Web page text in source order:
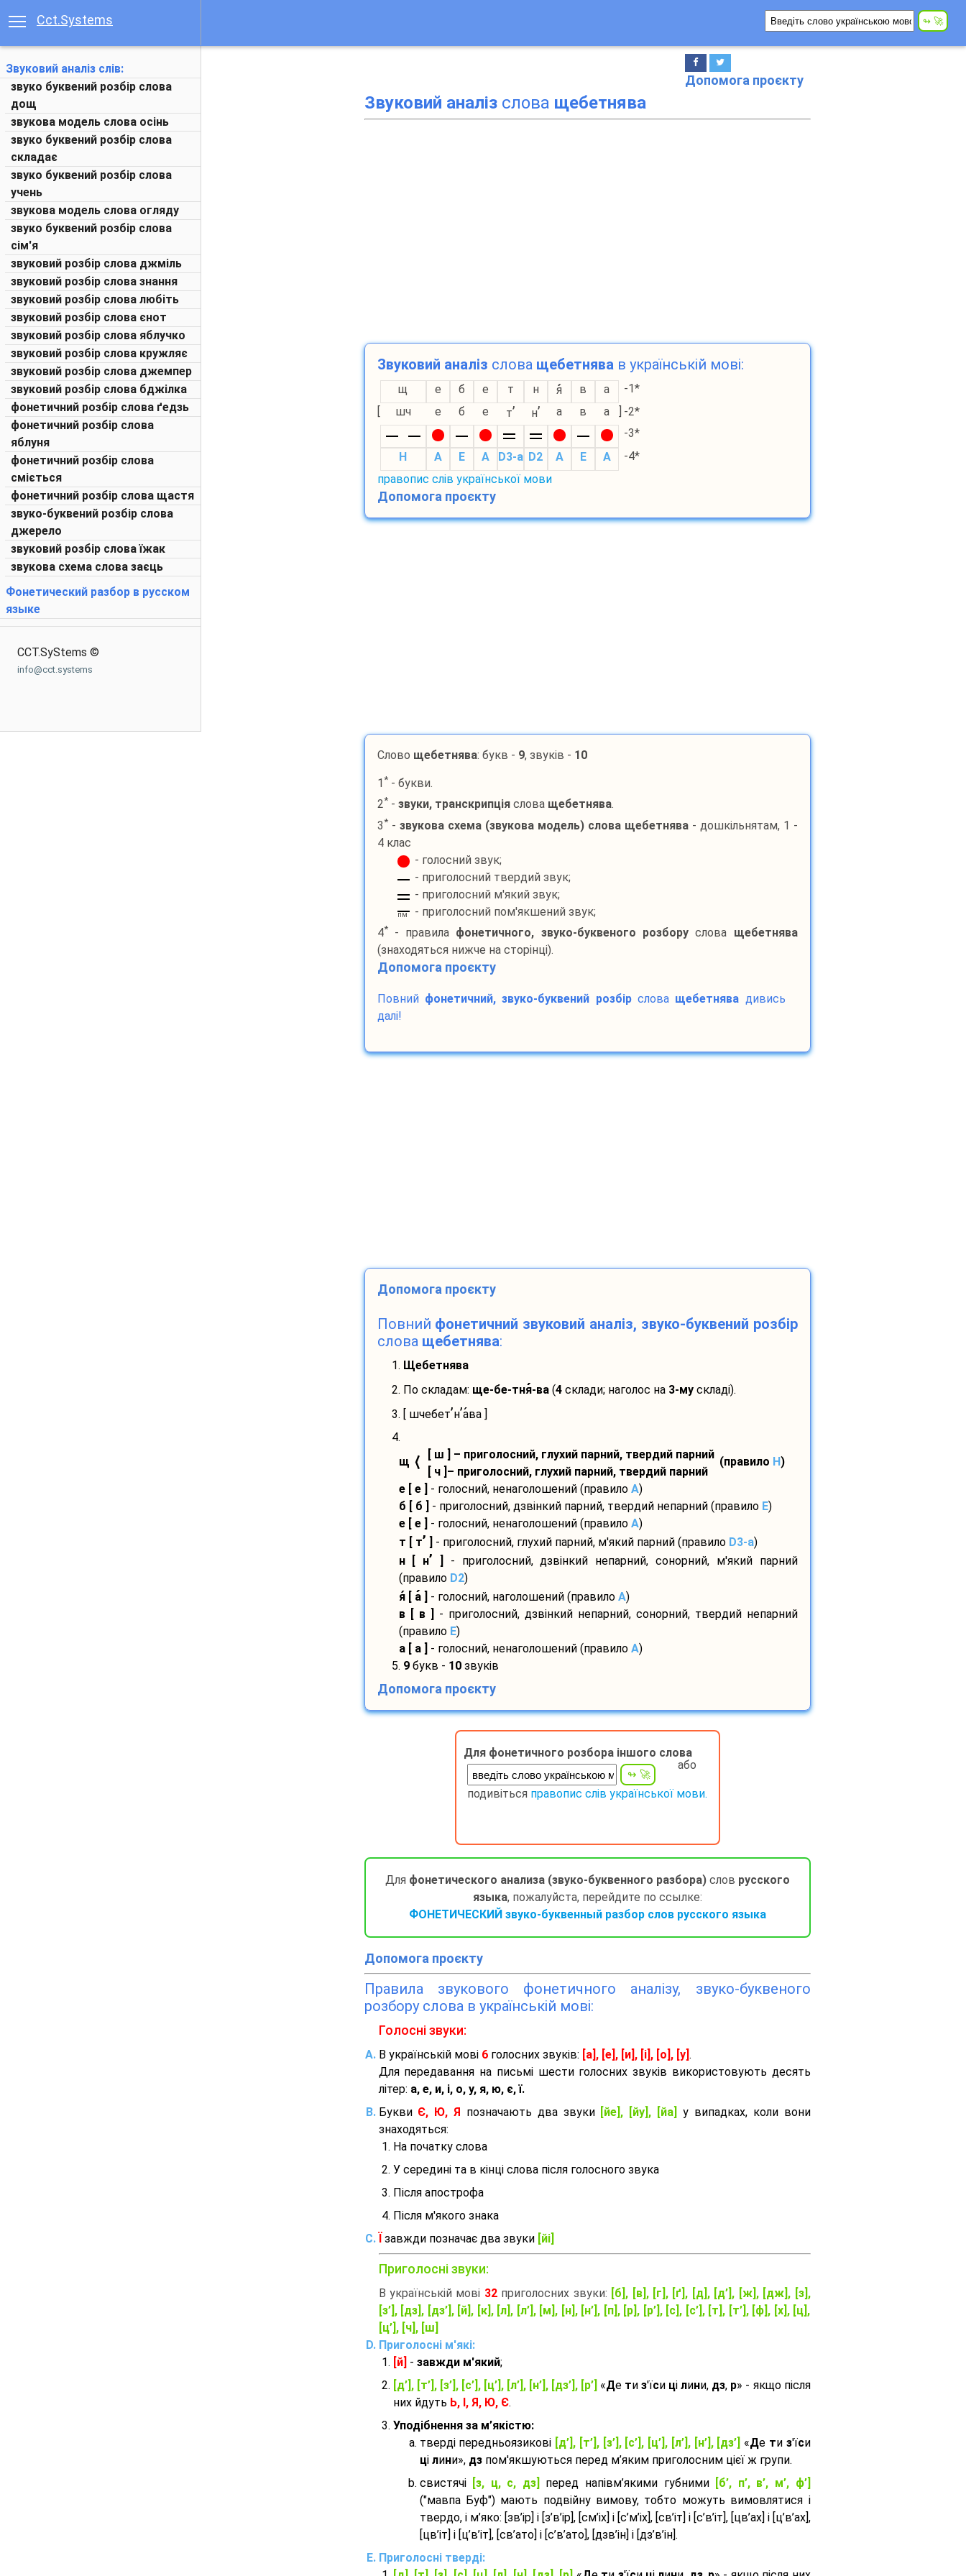
Cct.Systems
Звуковий аналіз слів:
звуко буквений розбір слова
дощ
звукова модель слова осінь
звуко буквений розбір слова
складає
звуко буквений розбір слова
учень
звукова модель слова огляду
звуко буквений розбір слова
сім'я
звуковий розбір слова джміль
звуковий розбір слова знання
звуковий розбір слова любіть
звуковий розбір слова єнот
звуковий розбір слова яблучко
звуковий розбір слова кружляє
звуковий розбір слова джемпер
звуковий розбір слова бджілка
фонетичний розбір слова ґедзь
фонетичний розбір слова
яблуня
фонетичний розбір слова
сміється
фонетичний розбір слова щастя
звуко-буквений розбір слова
джерело
звуковий розбір слова їжак
звукова схема слова заєць
Фонетический разбор в русском
языке
CCT.SyStems ©
info@cct.systems
Допомога проєкту
Звуковий аналізслова щебетнява
Звуковий аналіз слова щебетнявав українській мові:
щ е б е т н я в а
-1*
[
шч е б е т’ н’ а в а ] -2*
-3*
H
A E A D3-а D2 A E A
-4*
правопис слів української мови
Допомога проєкту
Слово щебетнява: букв - 9, звуків - 10
1 *- букви.
2*- звуки, транскрипціяслова щебетнява.
3*- звукова схема (звукова модель) слова щебетнява- дошкільнятам, 1 -
4 клас
- голосний звук;
- приголосний твердий звук;
- приголосний м'який звук;
пм
- приголосний пом'якшений звук;
4*- правила фонетичного, звуко-буквеного розборуслова щебетнява
(знаходяться нижче на сторінці).
Допомога проєкту
Повний фонетичний, звуко-буквений розбірслова щебетнява дивись
далі!
Допомога проєкту
Повний фонетичний звуковий аналіз, звуко-буквений розбір
слова щебетнява:
1. Щебетнява
2. По складам: ще-бе-тня-ва(4склади; наголос на 3-мускладі).
3. [ шчебет’н’ава ]
4.
щ ⟨
[ ш ] – приголосний, глухий парний, твердий парний
[ ч ]– приголосний, глухий парний, твердий парний
(правило H)
е [ е ]
- голосний, ненаголошений (правило A)
б [ б ]
- приголосний, дзвінкий парний, твердий непарний (правило E)
е [ е ]
- голосний, ненаголошений (правило A)
т [ т’ - приголосний, глухий парний, м'який парний (правило D3-а)
н [ н’
- приголосний, дзвінкий непарний, сонорний, м'який парний
(правило D2)
я[ а] - голосний, наголошений (правило A)
в [ в ]
- приголосний, дзвінкий непарний, сонорний, твердий непарний
(правило E)
а [ а ]
- голосний, ненаголошений (правило A)
5. 9букв - 10звуків
Допомога проєкту
Для фонетичного розбора іншого слова
або
подивіться правопис слів української мови.
Для фонетического анализа (звуко-буквенного разбора)слов русского
языка, пожалуйста, перейдите по ссылке:
ФОНЕТИЧЕСКИЙ звуко-буквенный разбор слов русского языка
Допомога проєкту
Правила звукового фонетичного аналізу, звуко-буквеного
розбору слова в українській мові:
Голосні звуки:
В українській мові 6голосних звуків: [а], [е], [и], [і], [о], [у] .
Для передавання на письмі шести голосних звуків використовують десять
літер: а, е, и, і, о, у, я, ю, є, ї.
Букви Є, Ю, Я позначають два звуки [йе], [йу], [йа]
у випадках, коли вони
знаходяться:
На початку слова
У середині та в кінці слова після голосного звука
Після апострофа
Після м'якого знака
завжди позначає два звуки [йі]
Приголосні звуки:
В українській мові 32приголосних звуки:
[б], [в], [г], [ґ], [д], [д’], [ж], [дж], [з],
[з’], [дз], [дз’], [й], [к], [л], [л’], [м], [н], [н’], [п], [р], [р’], [с], [с’], [т], [т’], [ф], [х], [ц],
[ц’], [ч], [ш]
Приголосні м'які:
[й] - завжди м'який;
[д’], [т’], [з’], [с’], [ц’], [л’], [н’], [дз’], [р’] «Де тиз'їси цілини, дз, р» - якщо після
них йдуть Ь, І, Я, Ю, Є.
Уподібнення за м’якістю:
тверді передньоязикові [д’], [т’], [з’], [с’], [ц’], [л’], [н’], [дз’] «Де ти з'їси
ці лини», дзпом'якшуються перед м’яким приголосним цієї ж групи.
cвистячі
[з, ц, с, дз] перед напівм’якими губними
[б’, п’, в’, м’, ф’]
("мавпа Буф") мають подвійну вимову, тобто можуть вимовлятися і
твердо, і м’яко: [зв’ір] і [з’в’ір], [см’іх] і [с’м’іх], [св’іт] і [с’в’іт], [цв’ах] і [ц’в’ах],
[цв’іт] і [ц’в’іт], [св’ато] і [с’в’ато], [дзв’iн] і [дз’в’iн].
Приголосні тверді: